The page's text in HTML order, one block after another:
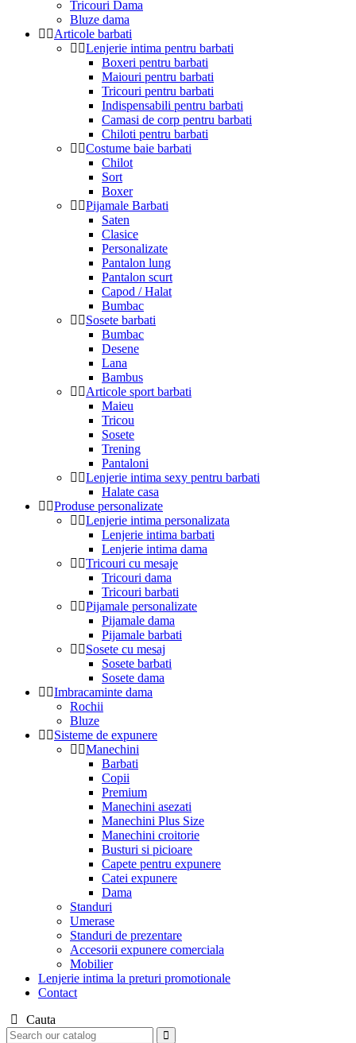
Tricouri Dama
Bluze dama
Articole barbati
Lenjerie intima pentru barbati
Boxeri pentru barbati
Maiouri pentru barbati
Tricouri pentru barbati
Indispensabili pentru barbati
Camasi de corp pentru barbati
Chiloti pentru barbati
Costume baie barbati
Chilot
Sort
Boxer
Pijamale Barbati
Saten
Clasice
Personalizate
Pantalon lung
Pantalon scurt
Capod / Halat
Bumbac
Sosete barbati
Bumbac
Desene
Lana
Bambus
Articole sport barbati
Maieu
Tricou
Sosete
Trening
Pantaloni
Lenjerie intima sexy pentru barbati
Halate casa
Produse personalizate
Lenjerie intima personalizata
Lenjerie intima barbati
Lenjerie intima dama
Tricouri cu mesaje
Tricouri dama
Tricouri barbati
Pijamale personalizate
Pijamale dama
Pijamale barbati
Sosete cu mesaj
Sosete barbati
Sosete dama
Imbracaminte dama
Rochii
Bluze
Sisteme de expunere
Manechini
Barbati
Copii
Premium
Manechini asezati
Manechini Plus Size
Manechini croitorie
Busturi si picioare
Capete pentru expunere
Catei expunere
Dama
Standuri
Umerase
Standuri de prezentare
Accesorii expunere comerciala
Mobilier
Lenjerie intima la preturi promotionale
Contact
Cauta